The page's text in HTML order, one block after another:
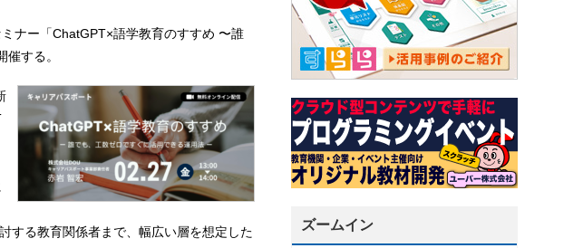
ナー「ChatGPT×語学教育のすすめ 〜誰
する。
する教育関係者まで、幅広い層を想定した
ズームイン